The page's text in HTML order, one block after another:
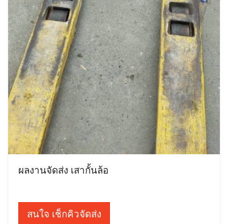
ผลงานจัดส่ง เสากั้นล้อ
สนใจ เช็กคิวจัดส่ง